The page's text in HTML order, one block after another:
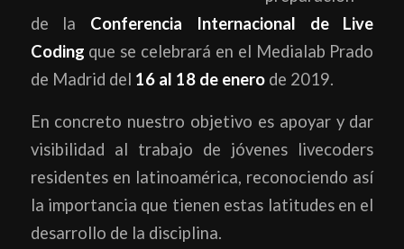
de la Conferencia Internacional de Live
Coding que se celebrará en el Medialab Prado
de Madrid del 16 al 18 de enerode 2019.
En concreto nuestro objetivo es apoyar y dar
visibilidad al trabajo de jóvenes livecoders
residentes en latinoamérica, reconociendo así
la importancia que tienen estas latitudes en el
desarrollo de la disciplina.